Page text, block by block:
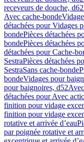
receveurs de douche, d62
Avec cache-bonde
détachées pour Vidages
bondePièces détachées
bondePièces détachées
détachées pour Cache-
SestraPièces détachées
SestraSans cache-bonde
bondeVidages pour
pour baignoires, d52
détachées pour Avec
finition pour vidage
finition pour vidage
rotative et arrivée d’eau
par poignée rotative et